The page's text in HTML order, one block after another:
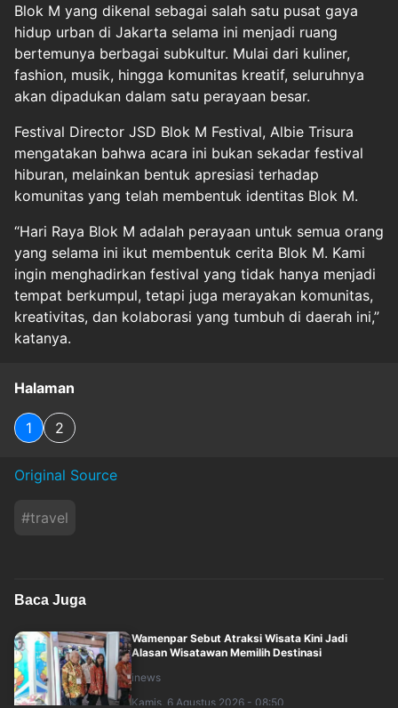
Blok M yang dikenal sebagai salah satu pusat gaya
hidup urban di Jakarta selama ini menjadi ruang
bertemunya berbagai subkultur. Mulai dari kuliner,
fashion, musik, hingga komunitas kreatif, seluruhnya
akan dipadukan dalam satu perayaan besar.
Festival Director JSD Blok M Festival, Albie Trisura
mengatakan bahwa acara ini bukan sekadar festival
hiburan, melainkan bentuk apresiasi terhadap
komunitas yang telah membentuk identitas Blok M.
“Hari Raya Blok M adalah perayaan untuk semua orang
yang selama ini ikut membentuk cerita Blok M. Kami
ingin menghadirkan festival yang tidak hanya menjadi
tempat berkumpul, tetapi juga merayakan komunitas,
kreativitas, dan kolaborasi yang tumbuh di daerah ini,”
katanya.
Halaman
1 2
Original Source
#travel
Baca Juga
Wamenpar Sebut Atraksi Wisata Kini Jadi
Alasan Wisatawan Memilih Destinasi
inews
Kamis, 6 Agustus 2026 - 08:50